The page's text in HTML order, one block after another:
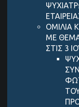
ΟΜΙΛΙΑ
ΜΕ
ΣΤΙΣ 3